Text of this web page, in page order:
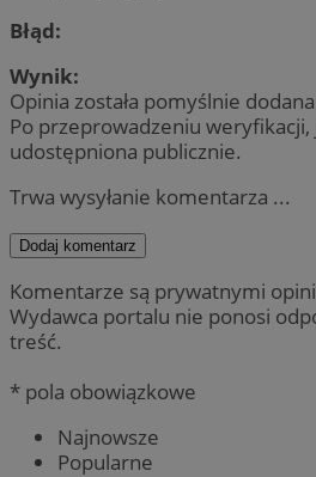
Błąd:
Wynik:
Opinia została pomyślnie
Po przeprowadzeniu
udostępniona publicznie.
Trwa wysyłanie komentarza ...
Dodaj komentarz
Komentarze są prywatnymi
Wydawca portalu nie ponosi
treść.
* pola obowiązkowe
Najnowsze
Popularne